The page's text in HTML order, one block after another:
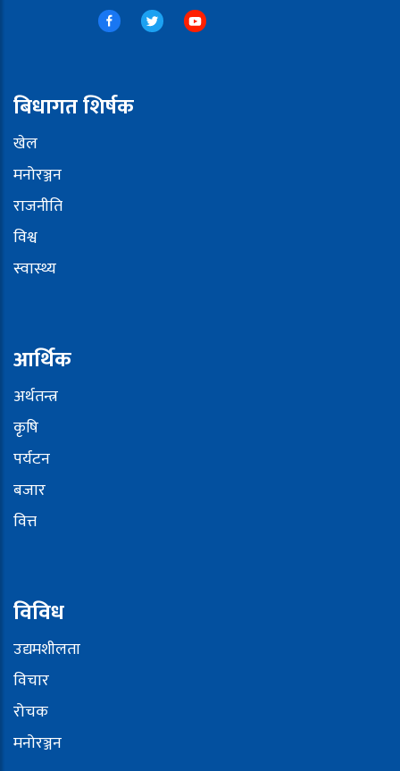
बिधागत शिर्षक
खेल
मनोरञ्जन
राजनीति
विश्व
स्वास्थ्य
आर्थिक
अर्थतन्त्र
कृषि
पर्यटन
बजार
वित्त
विविध
उद्यमशीलता
विचार
रोचक
मनोरञ्जन